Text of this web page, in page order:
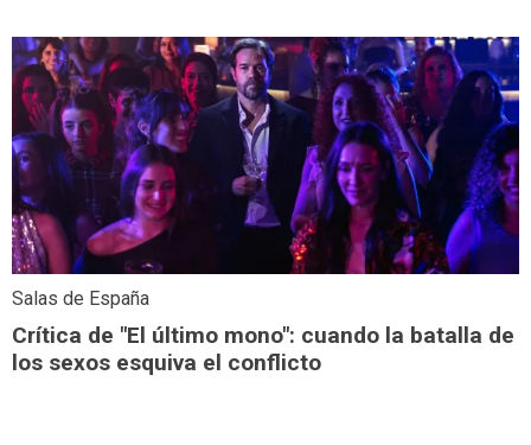
Salas de España
Crítica de "El último mono": cuando la batalla de
los sexos esquiva el conflicto